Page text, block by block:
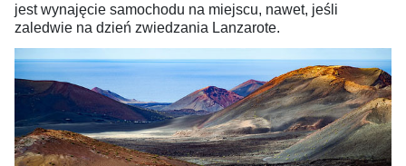
jest wynajęcie samochodu na miejscu, nawet, jeśli
zaledwie na dzień zwiedzania Lanzarote.